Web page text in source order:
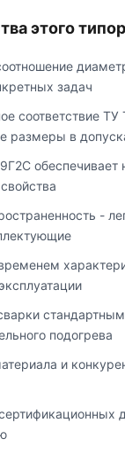
этого
задач
соответствие
размеры в
обеспечивает
-
подогрева
и